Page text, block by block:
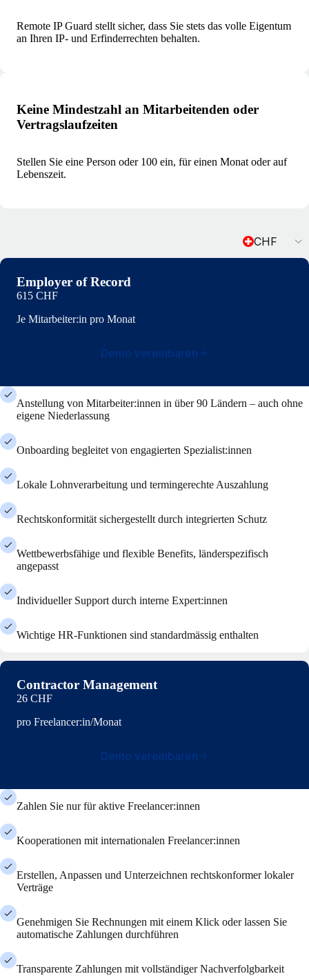
Remote IP Guard stellt sicher, dass Sie stets das volle Eigentum
an Ihren IP- und Erfinderrechten behalten.
Keine Mindestzahl an Mitarbeitenden oder
Vertragslaufzeiten
Stellen Sie eine Person oder 100 ein, für einen Monat oder auf
Lebenszeit.
CHF
Employer of Record
615 CHF
Je Mitarbeiter:in pro Monat
Demo vereinbaren
Anstellung von Mitarbeiter:innen in über 90 Ländern – auch ohne
eigene Niederlassung
Onboarding begleitet von engagierten Spezialist:innen
Lokale Lohnverarbeitung und termingerechte Auszahlung
Rechtskonformität sichergestellt durch integrierten Schutz
Wettbewerbsfähige und flexible Benefits, länderspezifisch
angepasst
Individueller Support durch interne Expert:innen
Wichtige HR-Funktionen sind standardmässig enthalten
Contractor Management
26 CHF
pro Freelancer:in/Monat
Demo vereinbaren
Zahlen Sie nur für aktive Freelancer:innen
Kooperationen mit internationalen Freelancer:innen
Erstellen, Anpassen und Unterzeichnen rechtskonformer lokaler
Verträge
Genehmigen Sie Rechnungen mit einem Klick oder lassen Sie
automatische Zahlungen durchführen
Transparente Zahlungen mit vollständiger Nachverfolgbarkeit